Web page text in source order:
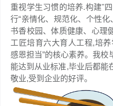
重视学生习惯的培养.构建"
行“亲情化、规范化、个性
书香校园、体质健康、心理
工匠培育六大育人工程,培养
感恩担当”的核心素养。我
能达到从业标准,毕业后都能
敬业,受到企业的好评。